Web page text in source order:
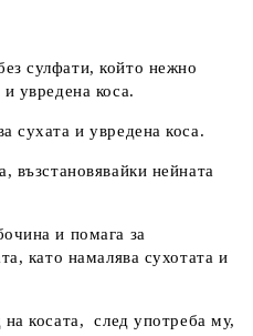
сулфати, който нежно
увредена коса.
сухата и увредена коса.
възстановявайки нейната
и помага за
като намалява сухотата и
косата, след употреба му,